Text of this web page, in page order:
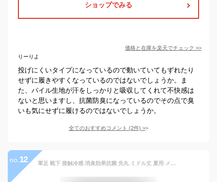
ショップでみる
価格と在庫を楽天でチェック >>
りーりよ
投げにくいタイプになっているので動いていてもずれたり
せずに履きやすくなっているのではないでしょうか。ま
た、パイル生地が汗をしっかりと吸収してくれて不快感は
ないと思いますし、抗菌防臭になっているのでその点で臭
いも気にせずに履けるのではないでしょうか。
全てのおすすめコメント (2件) >
no. 12 軍足 靴下 接触冷感 消臭効果抗菌 先丸 ミドル丈 夏用 メッシュ 3色組 メンズソックス 24.5～27cm グレー ネイビー CF712 | 夏 綿 抗菌 消臭 送料無料メンズ靴下 消臭靴下 安全靴 作業用 蒸れない まとめ買い セット